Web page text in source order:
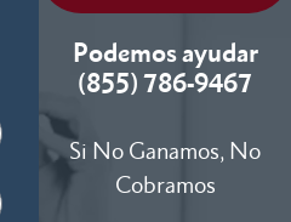
Podemos ayudar
(855) 786-9467
Si No Ganamos, No
Cobramos